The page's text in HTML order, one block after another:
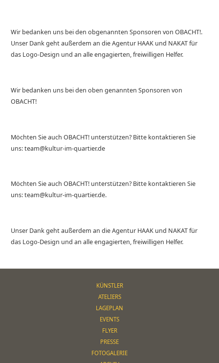
Wir bedanken uns bei den obgenannten Sponsoren von OBACHT!.
Unser Dank geht außerdem an die Agentur HAAK und NAKAT für
das Logo-Design und an alle engagierten, freiwilligen Helfer.
Wir bedanken uns bei den oben genannten Sponsoren von
OBACHT!
Möchten Sie auch OBACHT! unterstützen? Bitte kontaktieren Sie
uns: team@kultur-im-quartier.de
Möchten Sie auch OBACHT! unterstützen? Bitte kontaktieren Sie
uns: team@kultur-im-quartier.de.
Unser Dank geht außerdem an die Agentur HAAK und NAKAT für
das Logo-Design und an alle engagierten, freiwilligen Helfer.
KÜNSTLER
ATELIERS
LAGEPLAN
EVENTS
FLYER
PRESSE
FOTOGALERIE